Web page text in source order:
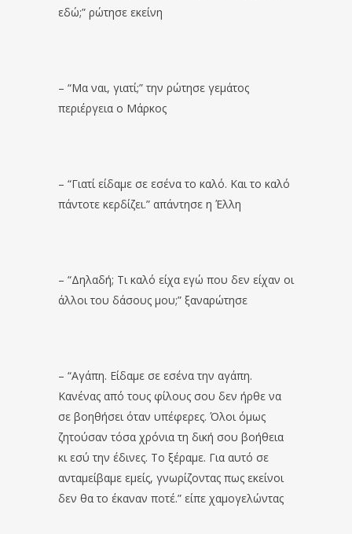
εδώ;” ρώτησε εκείνη
– “Μα ναι, γιατί;” την ρώτησε γεμάτος
περιέργεια ο Μάρκος
– “Γιατί είδαμε σε εσένα το καλό. Και το καλό
πάντοτε κερδίζει.” απάντησε η Έλλη
– “Δηλαδή; Τι καλό είχα εγώ που δεν είχαν οι
άλλοι του δάσους μου;” ξαναρώτησε
– “Αγάπη. Είδαμε σε εσένα την αγάπη.
Κανένας από τους φίλους σου δεν ήρθε να
σε βοηθήσει όταν υπέφερες. Όλοι όμως
ζητούσαν τόσα χρόνια τη δική σου βοήθεια
κι εσύ την έδινες. Το ξέραμε. Για αυτό σε
ανταμείβαμε εμείς, γνωρίζοντας πως εκείνοι
δεν θα το έκαναν ποτέ.” είπε χαμογελώντας